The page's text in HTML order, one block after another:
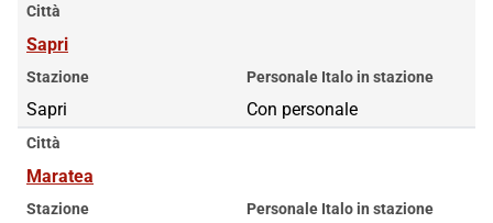
Città
Sapri
Stazione
Sapri
Personale Italo in stazione
Con personale
Città
Maratea
Stazione Personale Italo in stazione